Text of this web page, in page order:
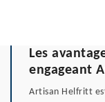
Les
engageant
Artisan Helfritt